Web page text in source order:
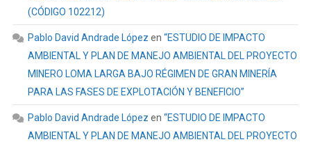
(CÓDIGO 102212)
Pablo David Andrade López en “ESTUDIO DE IMPACTO
AMBIENTAL Y PLAN DE MANEJO AMBIENTAL DEL PROYECTO
MINERO LOMA LARGA BAJO RÉGIMEN DE GRAN MINERÍA
PARA LAS FASES DE EXPLOTACIÓN Y BENEFICIO”
Pablo David Andrade López en “ESTUDIO DE IMPACTO
AMBIENTAL Y PLAN DE MANEJO AMBIENTAL DEL PROYECTO